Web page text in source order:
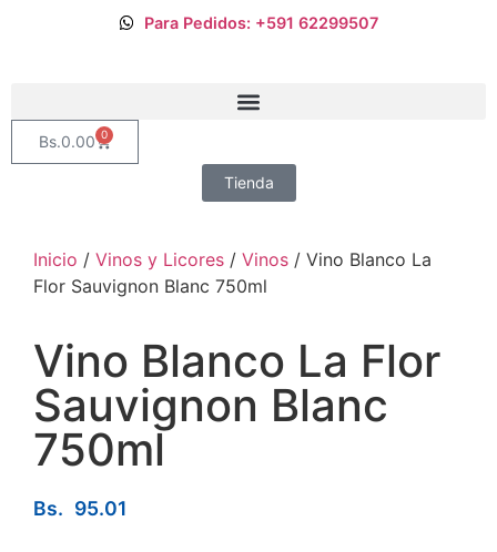
Para Pedidos: +591 62299507
Bs.0.00 0
Tienda
Inicio / Vinos y Licores / Vinos / Vino Blanco La
Flor Sauvignon Blanc 750ml
Vino Blanco La Flor
Sauvignon Blanc
750ml
Bs. 95.01